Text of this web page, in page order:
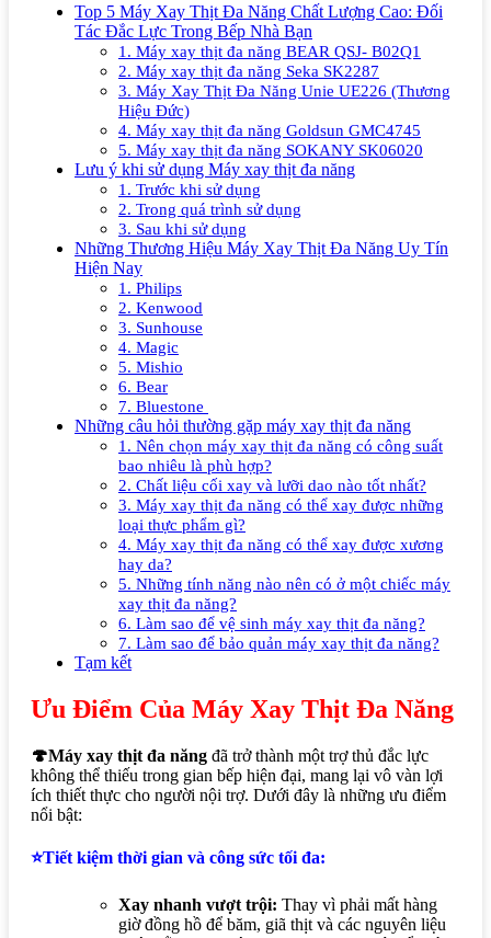
Top 5 Máy Xay Thịt Đa Năng Chất Lượng Cao: Đối
Tác Đắc Lực Trong Bếp Nhà Bạn
1. Máy xay thịt đa năng BEAR QSJ- B02Q1
2. Máy xay thịt đa năng Seka SK2287
3. Máy Xay Thịt Đa Năng Unie UE226 (Thương
Hiệu Đức)
4. Máy xay thịt đa năng Goldsun GMC4745
5. Máy xay thịt đa năng SOKANY SK06020
Lưu ý khi sử dụng Máy xay thịt đa năng
1. Trước khi sử dụng
2. Trong quá trình sử dụng
3. Sau khi sử dụng
Những Thương Hiệu Máy Xay Thịt Đa Năng Uy Tín
Hiện Nay
1. Philips
2. Kenwood
3. Sunhouse
4. Magic
5. Mishio
6. Bear
7. Bluestone
Những câu hỏi thường gặp máy xay thịt đa năng
1. Nên chọn máy xay thịt đa năng có công suất
bao nhiêu là phù hợp?
2. Chất liệu cối xay và lưỡi dao nào tốt nhất?
3. Máy xay thịt đa năng có thể xay được những
loại thực phẩm gì?
4. Máy xay thịt đa năng có thể xay được xương
hay da?
5. Những tính năng nào nên có ở một chiếc máy
xay thịt đa năng?
6. Làm sao để vệ sinh máy xay thịt đa năng?
7. Làm sao để bảo quản máy xay thịt đa năng?
Tạm kết
Ưu Điểm Của Máy Xay Thịt Đa Năng
🍄Máy xay thịt đa năng đã trở thành một trợ thủ đắc lực
không thể thiếu trong gian bếp hiện đại, mang lại vô vàn lợi
ích thiết thực cho người nội trợ. Dưới đây là những ưu điểm
nổi bật:
⭐Tiết kiệm thời gian và công sức tối đa:
Xay nhanh vượt trội: Thay vì phải mất hàng
giờ đồng hồ để băm, giã thịt và các nguyên liệu